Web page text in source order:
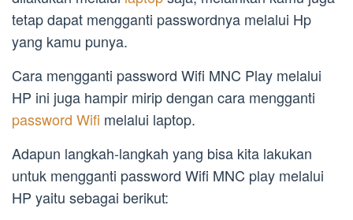
tetap dapat mengganti passwordnya melalui Hp
yang kamu punya.
Cara mengganti password Wifi MNC Play melalui
HP ini juga hampir mirip dengan cara mengganti
password Wifi melalui laptop.
Adapun langkah-langkah yang bisa kita lakukan
untuk mengganti password Wifi MNC play melalui
HP yaitu sebagai berikut: